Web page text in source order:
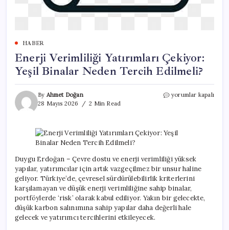
HABER
Enerji Verimliliği Yatırımları Çekiyor:
Yeşil Binalar Neden Tercih Edilmeli?
By Ahmet Doğan
28 Mayıs 2026
2 Min Read
Enerji
Yeşil
Binalar
Tercih
Edilmeli?
için
yorumlar kapalı
Duygu Erdoğan – Çevre dostu ve enerji verimliliği yüksek
yapılar, yatırımcılar için artık vazgeçilmez bir unsur haline
geliyor. Türkiye’de, çevresel sürdürülebilirlik kriterlerini
karşılamayan ve düşük enerji verimliliğine sahip binalar,
portföylerde ‘risk’ olarak kabul ediliyor. Yakın bir gelecekte,
düşük karbon salınımına sahip yapılar daha değerli hale
gelecek ve yatırımcı tercihlerini etkileyecek.